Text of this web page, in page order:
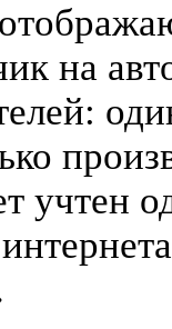
на
учтен